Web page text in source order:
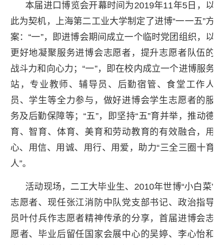
本届进口博览会开幕时间为2019年11年5日，以
此为契机，上海第二工业大学制定了进博“一一五”方
案：“一”，即进博会期间成立一个临时党团组织，以
更好地凝聚服务进博会志愿者，提升志愿者队伍的
战斗力和向心力；“一”，即在校内成立一个进博服务
站，专业教师、辅导员、后勤宿管、食堂工作人
员、学生等全力参与，做好进博会学生志愿者的服
务及后勤保障等；“五”，即坚持“五”育并举，推动德
育、智育、体育、美育和劳动教育的有效融合，用
心、用信、用诚、用行、用爱，助力“三全三圈十育
人”。
活动现场，二工大毕业生、2010年世博“小白菜”
志愿者、现任张江消防中队党支部书记、政治指导
员叶付兵作志愿者精神传承的分享，首届进博会志
愿者、毕业后留任国家会展中心的吴婷、李心怡和